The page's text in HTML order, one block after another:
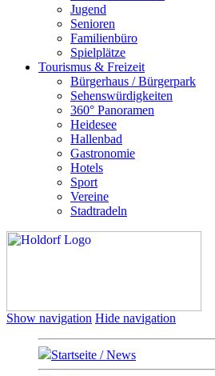
Jugend
Senioren
Familienbüro
Spielplätze
Tourismus & Freizeit
Bürgerhaus / Bürgerpark
Sehenswürdigkeiten
360° Panoramen
Heidesee
Hallenbad
Gastronomie
Hotels
Sport
Vereine
Stadtradeln
Show navigation Hide navigation
Startseite / News